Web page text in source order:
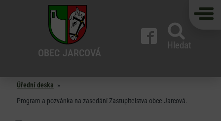
OBEC JARCOVÁ
Hledat
Úřední deska »
Program a pozvánka na zasedání Zastupitelstva obce Jarcová.